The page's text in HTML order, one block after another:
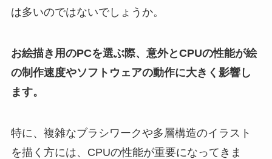
は多いのではないでしょうか。
お絵描き用のPCを選ぶ際、意外とCPUの性能が絵
の制作速度やソフトウェアの動作に大きく影響し
ます。
特に、複雑なブラシワークや多層構造のイラスト
を描く方には、CPUの性能が重要になってきま